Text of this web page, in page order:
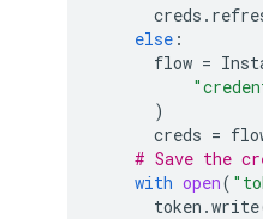
creds .
else :
flow =
)
creds =
# Save the
with open(
token .write